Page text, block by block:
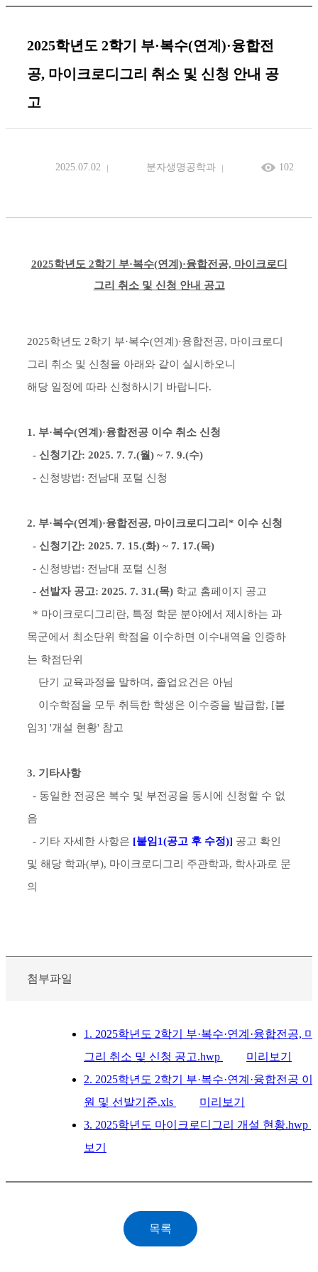
2025학년도 2학기 부·복수(연계)·융합전
공, 마이크로디그리 취소 및 신청 안내 공
고
2025.07.02 분자생명공학과 102
2025학년도 2학기 부·복수(연계)·융합전공, 마이크로디
그리 취소 및 신청 안내 공고
2025학년도 2학기 부·복수(연계)·융합전공, 마이크로디
그리 취소 및 신청을 아래와 같이 실시하오니
해당 일정에 따라 신청하시기 바랍니다.
1. 부·복수(연계)·융합전공 이수 취소 신청
- 신청기간: 2025. 7. 7.(월) ~ 7. 9.(수)
- 신청방법: 전남대 포털 신청
2. 부·복수(연계)·융합전공, 마이크로디그리* 이수 신청
- 신청기간: 2025. 7. 15.(화) ~ 7. 17.(목)
- 신청방법: 전남대 포털 신청
- 선발자 공고: 2025. 7. 31.(목) 학교 홈페이지 공고
* 마이크로디그리란, 특정 학문 분야에서 제시하는 과
목군에서 최소단위 학점을 이수하면 이수내역을 인증하
는 학점단위
단기 교육과정을 말하며, 졸업요건은 아님
이수학점을 모두 취득한 학생은 이수증을 발급함, [붙
임3] '개설 현황' 참고
3. 기타사항
- 동일한 전공은 복수 및 부전공을 동시에 신청할 수 없
음
- 기타 자세한 사항은 [붙임1(공고 후 수정)] 공고 확인
및 해당 학과(부), 마이크로디그리 주관학과, 학사과로 문
의
첨부파일
1. 2025학년도 2학기 부·복수·연계·융합전공,
그리 취소 및 신청 공고.hwp
미리보기
2. 2025학년도 2학기 부·복수·연계·융합전공
원 및 선발기준.xls
미리보기
3. 2025학년도 마이크로디그리 개설 현황.hwp
보기